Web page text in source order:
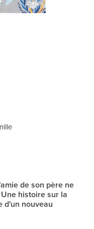
de son père ne
histoire sur la
d'un nouveau